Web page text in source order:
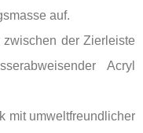
auf.
der Zierleiste
Acryl
mit umweltfreundlicher